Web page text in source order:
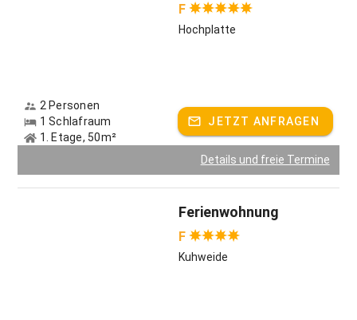
F
Hochplatte
2 Personen
1 Schlafraum
1. Etage, 50m²
JETZT ANFRAGEN
Details und freie Termine
Ferienwohnung
F
Kuhweide